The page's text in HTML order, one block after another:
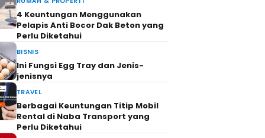
4 Keuntungan Menggunakan
Pelapis Anti Bocor Dak Beton yang
Perlu Diketahui
BISNIS
Ini Fungsi Egg Tray dan Jenis-
jenisnya
TRAVEL
Berbagai Keuntungan Titip Mobil
Rental di Naba Transport yang
Perlu Diketahui